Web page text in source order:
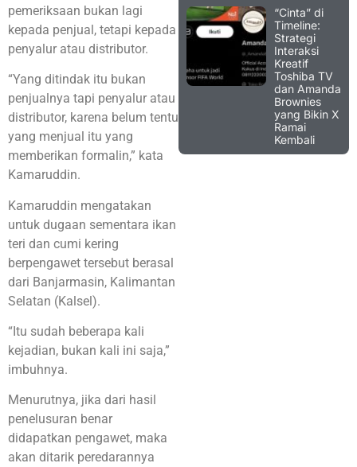
pemeriksaan bukan lagi
kepada penjual, tetapi kepada
penyalur atau distributor.
“Yang ditindak itu bukan
penjualnya tapi penyalur atau
distributor, karena belum tentu
yang menjual itu yang
memberikan formalin,” kata
Kamaruddin.
Kamaruddin mengatakan
untuk dugaan sementara ikan
teri dan cumi kering
berpengawet tersebut berasal
dari Banjarmasin, Kalimantan
Selatan (Kalsel).
“Itu sudah beberapa kali
kejadian, bukan kali ini saja,”
imbuhnya.
Menurutnya, jika dari hasil
penelusuran benar
didapatkan pengawet, maka
akan ditarik peredarannya
“Cinta” di
Timeline:
Strategi
Interaksi
Kreatif
Toshiba TV
dan Amanda
Brownies
yang Bikin X
Ramai
Kembali